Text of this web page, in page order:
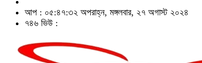
আপ : ০৫:৪৭:৩২ অপরাহ্ন, মঙ্গলবার, ২৭ অগাস্ট ২০২৪
৭৪৬ ভিউ :